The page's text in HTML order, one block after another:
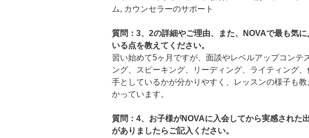
ム, カウンセラーのサポート
質問：3、2の詳細やご理由、また、NOVAで最も気
いる点を教えてください。
習い始めて5ヶ月ですが、面談やレベルアップコンテ
ング、スピーキング、リーディング、ライティング
手としているかが分かりやすく、レッスンの様子も
かっています。
質問：4、お子様がNOVAに入会してから実感された
がありましたらご記入ください。